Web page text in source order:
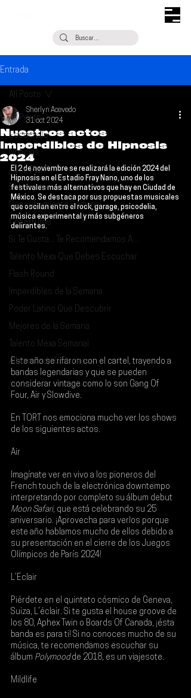
Entrada
All Posts
Escúchalo
Noticias
¿Qué Plan?
Entrevistas
Descubrimiento Semanal
Coberturas
Si Te Gusta... Te Recomendamos A...
Talento Mexa Que Debes Escuchar
Flash Round
Imperdibles de la Semana
Poder Latino Que Descubrir
Mejores de la Semana
Talento Mexa Semanal
Álbumes de la Semana
All Posts
Nuestros actos
imperdibles de Hipnosis
2024
Sherlyn Acevedo
31 oct 2024
El 2 de noviembre se realizará la edición 2024 del
Hipnosis en el Estadio Fray Nano, uno de los
festivales más alternativos que hay en Ciudad de
México. Se destaca por sus propuestas musicales
que oscilan entre el rock, garage, psicodelia,
música experimental y más subgéneros
delirantes.
Este año se rifaron con el cartel, trayendo a
bandas legendarias y que se pueden
considerar vintage como lo son Gang Of
Four, Air y Slowdive.
En TORT nos emociona mucho ver los shows
de los siguientes actos.
Air
Imagínate ver en vivo a los pioneros del
French touch de la electrónica downtempo
interpretando por completo su álbum debut
Moon Safari, que está celebrando su 25
aniversario. ¡Aprovecha para verlos porque
este año hablamos mucho de ellos debido a
su presentación en el cierre de los Juegos
Olímpicos de París 2024!
L’Eclair
Piérdete en el quinteto cósmico de Geneva,
Suiza, L’éclair. Si te gusta el house groove de
los 80, Aphex Twin o Boards Of Canada, ¡ésta
banda es para ti! Si no conoces mucho de su
música, te recomendamos escuchar su
álbum Polymood de 2018, es un viajesote.
Mildlife